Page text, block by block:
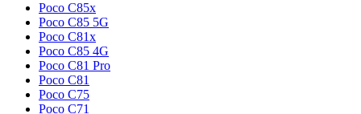
Poco C85x
Poco C85 5G
Poco C81x
Poco C85 4G
Poco C81 Pro
Poco C81
Poco C75
Poco C71